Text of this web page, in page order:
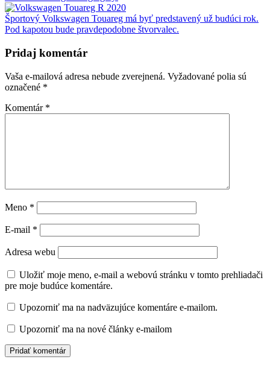
Športový Volkswagen Touareg má byť predstavený už budúci rok.
Pod kapotou bude pravdepodobne štvorvalec.
Pridaj komentár
Vaša e-mailová adresa nebude zverejnená. Vyžadované polia sú
označené *
Komentár *
Meno *
E-mail *
Adresa webu
Uložiť moje meno, e-mail a webovú stránku v tomto prehliadači
pre moje budúce komentáre.
Upozorniť ma na nadväzujúce komentáre e-mailom.
Upozorniť ma na nové články e-mailom